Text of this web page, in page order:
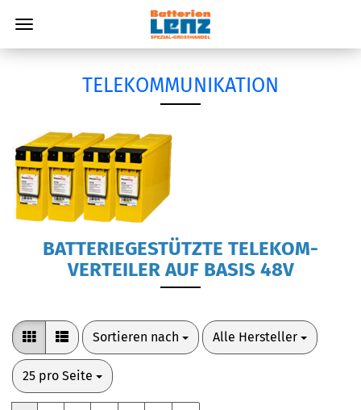
TELEKOMMUNIKATION
BATTERIEGESTÜTZTE TELEKOM-
VERTEILER AUF BASIS 48V
Sortieren nach
Sortieren nach Alle Hersteller
pro Seite
25 pro Seite
pro Seite